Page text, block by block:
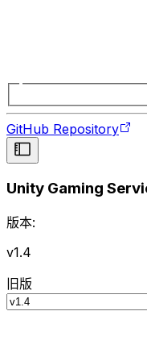
GitHub Repository
Unity Gaming
版本:
v1.4
旧版